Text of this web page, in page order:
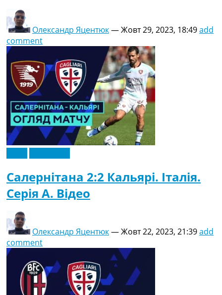
Олександр Яцентюк—Жовт 29, 2023, 18:49add
comment
Салернітана 2:2 Кальярі. Італія.
Серія A. Відео
Олександр Яцентюк—Жовт 22, 2023, 21:39add
comment